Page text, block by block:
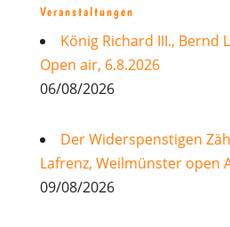
Veranstaltungen
König Richard III., Bernd
Open air, 6.8.2026
06/08/2026
Der Widerspenstigen
Lafrenz, Weilmünster open
09/08/2026